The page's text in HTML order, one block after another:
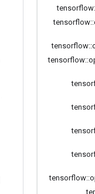
tensorflow
tensorflow::
tensorflow::
tensorflow::
tensorflow::